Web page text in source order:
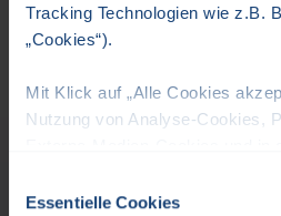
Tracking Technologien wie z.B.
„Cookies“).
Mit Klick auf „Alle Cookies
Nutzung von Analyse-Cookies,
oben beschriebenen Zwecken
Essentielle Cookies
Karriere &
Wohin dich Diversity
wen sich der Lehrgang lohnt.
Für wen ist der